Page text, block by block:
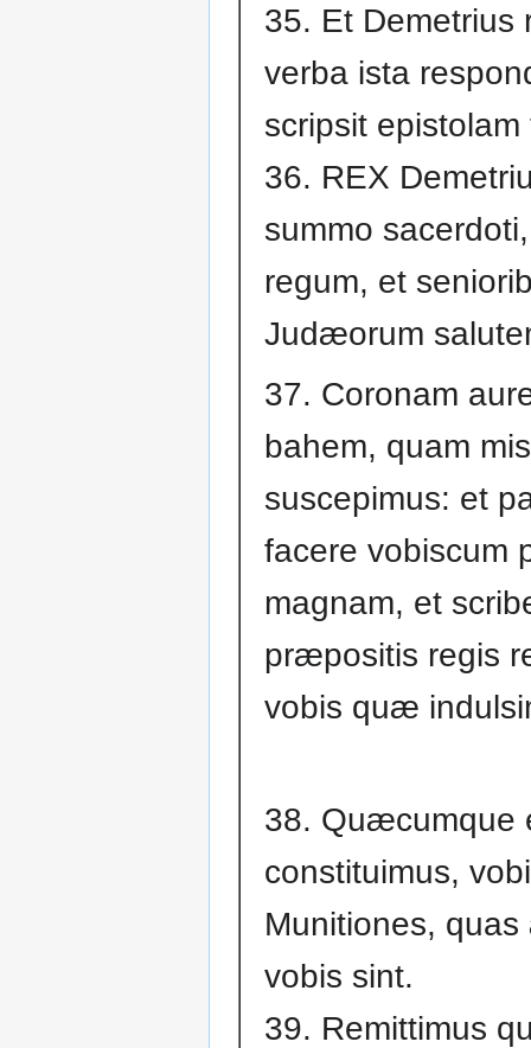
35. Et Demetrius
verba ista
scripsit epistolam
36. REX
summo
regum, et
Judæorum
37. Coronam
bahem, quam
suscepimus: et
facere vobiscum
magnam, et
præpositis regis
vobis quæ
38. Quæcumque
constituimus,
Munitiones,
vobis sint.
39. Remittimus